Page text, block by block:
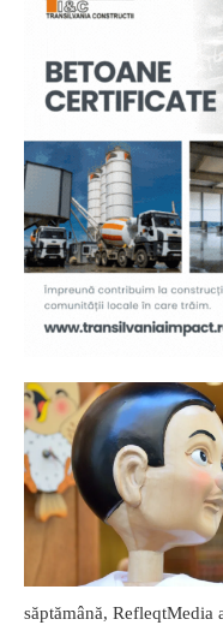
săptămână,